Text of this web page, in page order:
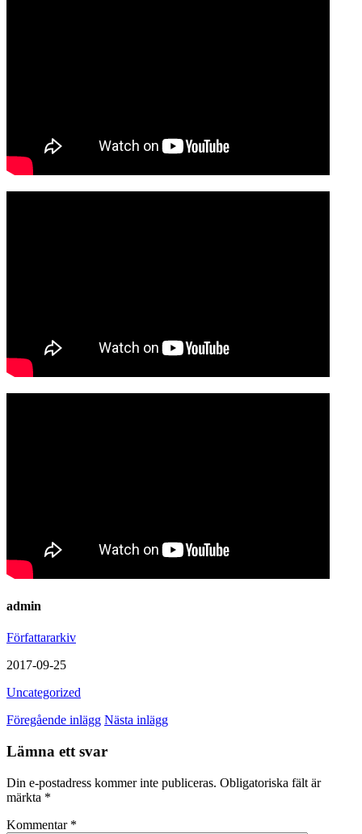
admin
Författararkiv
2017-09-25
Uncategorized
Föregående inlägg Nästa inlägg
Lämna ett svar
Din e-postadress kommer inte publiceras. Obligatoriska fält är
märkta *
Kommentar *